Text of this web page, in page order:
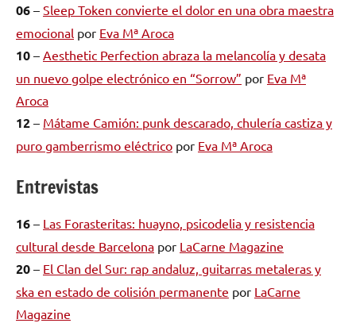
06 – Sleep Token convierte el dolor en una obra maestra
emocional por Eva Mª Aroca
10 – Aesthetic Perfection abraza la melancolía y desata
un nuevo golpe electrónico en “Sorrow” por Eva Mª
Aroca
12 – Mátame Camión: punk descarado, chulería castiza y
puro gamberrismo eléctrico por Eva Mª Aroca
Entrevistas
16 – Las Forasteritas: huayno, psicodelia y resistencia
cultural desde Barcelona por LaCarne Magazine
20 – El Clan del Sur: rap andaluz, guitarras metaleras y
ska en estado de colisión permanente por LaCarne
Magazine